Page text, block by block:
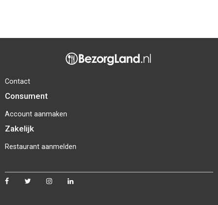
Contact
Consument
Account aanmaken
Zakelijk
Restaurant aanmelden